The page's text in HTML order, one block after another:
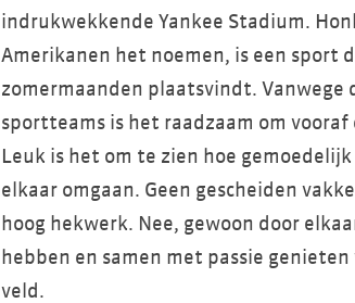
indrukwekkende Yankee Stadium.
Amerikanen het noemen, is een sport
zomermaanden plaatsvindt.
sportteams is het raadzaam om
Leuk is het om te zien hoe
elkaar omgaan. Geen gescheiden
hoog hekwerk. Nee, gewoon door
hebben en samen met passie
veld.